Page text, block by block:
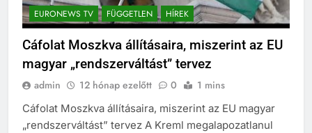
EURONEWS TV FÜGGETLEN HÍREK
Cáfolat Moszkva állításaira, miszerint az EU
magyar „rendszerváltást” tervez
admin 12 hónap ezelőtt 0 1 mins
Cáfolat Moszkva állításaira, miszerint az EU magyar
„rendszerváltást” tervez A Kreml megalapozatlanul